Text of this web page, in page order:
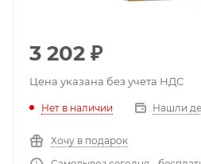
3 202 ₽
Цена указана без учета НДС
Нет в наличии Нашли
Хочу в подарок